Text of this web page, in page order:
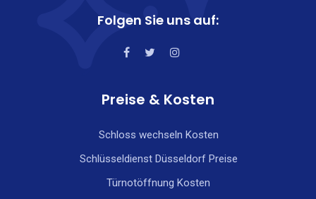
Folgen Sie uns auf:
Preise & Kosten
Schloss wechseln Kosten
Schlüsseldienst Düsseldorf Preise
Türnotöffnung Kosten